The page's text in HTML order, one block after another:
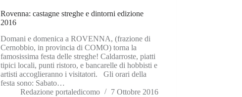
Rovenna: castagne streghe e dintorni edizione
2016
Domani e domenica a ROVENNA, (frazione di
Cernobbio, in provincia di COMO) torna la
famosissima festa delle streghe! Caldarroste, piatti
tipici locali, punti ristoro, e bancarelle di hobbisti e
artisti accoglieranno i visitatori. Gli orari della
festa sono: Sabato…
Redazione portaledicomo
7 Ottobre 2016